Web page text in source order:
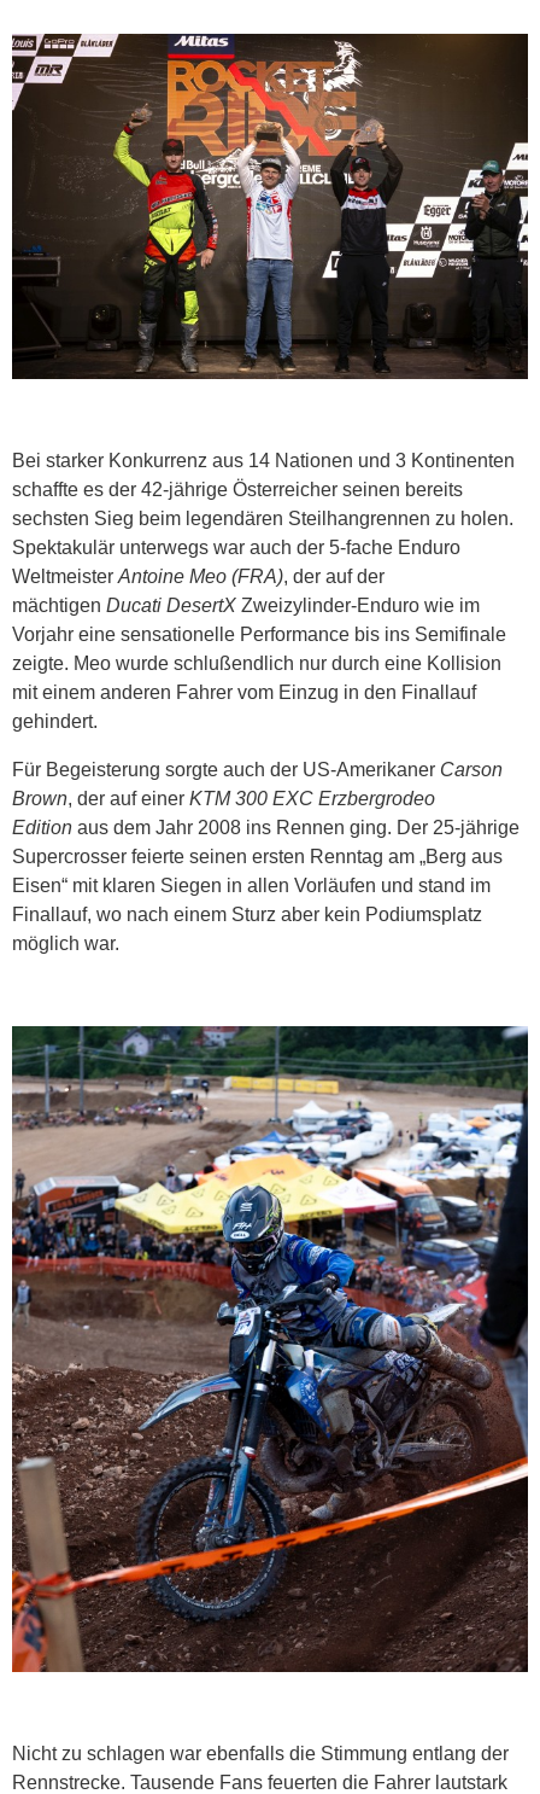
Bei starker Konkurrenz aus 14 Nationen und 3 Kontinenten
schaffte es der 42-jährige Österreicher seinen bereits
sechsten Sieg beim legendären Steilhangrennen zu holen.
Spektakulär unterwegs war auch der 5-fache Enduro
Weltmeister Antoine Meo (FRA), der auf der
mächtigen Ducati DesertX Zweizylinder-Enduro wie im
Vorjahr eine sensationelle Performance bis ins Semifinale
zeigte. Meo wurde schlußendlich nur durch eine Kollision
mit einem anderen Fahrer vom Einzug in den Finallauf
gehindert.
Für Begeisterung sorgte auch der US-Amerikaner Carson
Brown, der auf einer KTM 300 EXC Erzbergrodeo
Edition aus dem Jahr 2008 ins Rennen ging. Der 25-jährige
Supercrosser feierte seinen ersten Renntag am „Berg aus
Eisen“ mit klaren Siegen in allen Vorläufen und stand im
Finallauf, wo nach einem Sturz aber kein Podiumsplatz
möglich war.
Nicht zu schlagen war ebenfalls die Stimmung entlang der
Rennstrecke. Tausende Fans feuerten die Fahrer lautstark